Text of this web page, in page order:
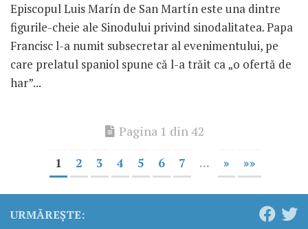
Episcopul Luis Marín de San Martín este una dintre
figurile-cheie ale Sinodului privind sinodalitatea. Papa
Francisc l-a numit subsecretar al evenimentului, pe
care prelatul spaniol spune că l-a trăit ca „o ofertă de
har”...
Pagina 1 din 42
1 2 3 4 5 6 7 ... » »»
URMĂREȘTE: